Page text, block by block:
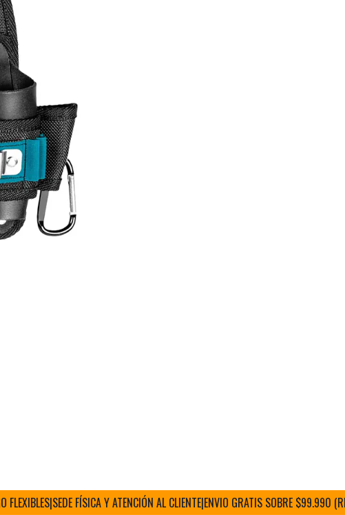
|SEDE FÍSICA Y ATENCIÓN AL CLIENTE|ENVIO GRATIS SOBRE $99.990 (RM)|